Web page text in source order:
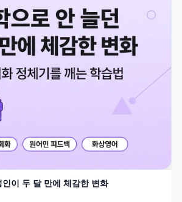
이 두 달 만에 체감한 변화